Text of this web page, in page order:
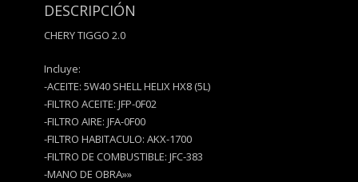
DESCRIPCIÓN
CHERY TIGGO 2.0
Incluye:
-ACEITE: 5W40 SHELL HELIX HX8 (5L)
-FILTRO ACEITE: JFP-0F02
-FILTRO AIRE: JFA-0F00
-FILTRO HABITACULO: AKX-1700
-FILTRO DE COMBUSTIBLE: JFC-383
-MANO DE OBRA»»